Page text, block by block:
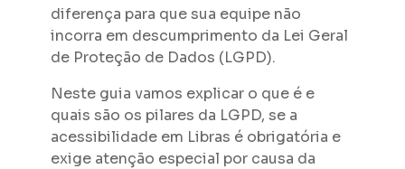
diferença para que sua equipe não
incorra em descumprimento da Lei Geral
de Proteção de Dados (LGPD).
Neste guia vamos explicar o que é e
quais são os pilares da LGPD, se a
acessibilidade em Libras é obrigatória e
exige atenção especial por causa da